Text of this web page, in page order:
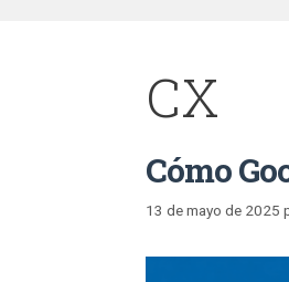
CX
Cómo
13 de mayo de 2025